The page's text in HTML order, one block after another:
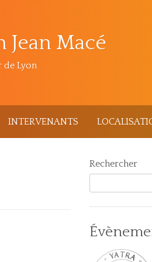
Jean Macé
de Lyon
INTERVENANTS
Rechercher